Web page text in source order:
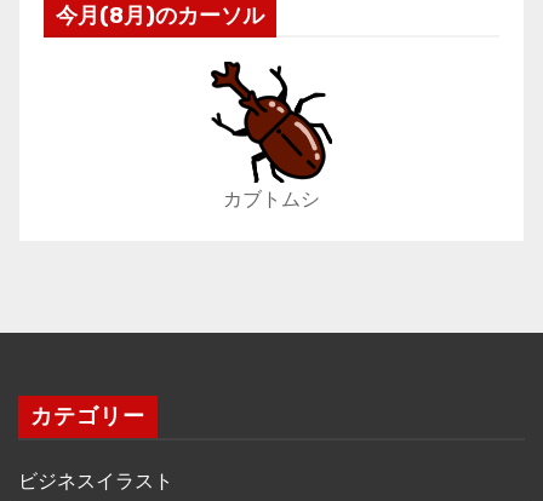
今月(8月)のカーソル
カブトムシ
カテゴリー
ビジネスイラスト